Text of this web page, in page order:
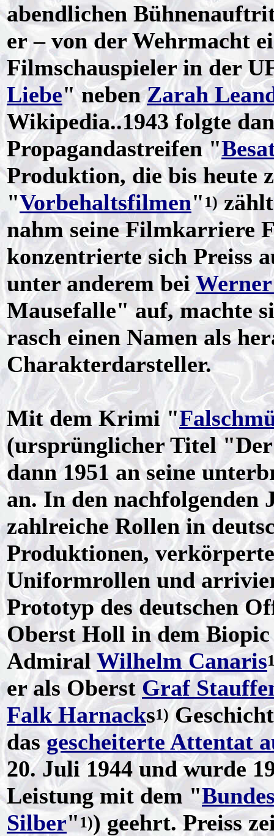
abendlichen
er – von der Wehrmacht
Filmschauspieler in der
Liebe" nebenZarah
Wikipedia..1943 folgte
Propagandastreifen "
Produktion, die bis heute
"Vorbehaltsfilmen" 1)zählt
nahm seine Filmkarriere
konzentrierte sich Preiss
unter anderem bei
Mausefalle" auf, machte
rasch einen Namen als
Charakterdarsteller.
Mit dem Krimi "
(ursprünglicher Titel
dann 1951 an seine
an. In den nachfolgenden
zahlreiche Rollen in
Produktionen,
Uniformrollen und
Prototyp des deutschen
Oberst Holl in dem
Admiral Wilhelm Canaris
er als Oberst Graf
Falk Harnacks1)
dasgescheiterte Attentat
20. Juli 1944 und wurde
Leistung mit dem "
Silber" 1)) geehrt. Preiss